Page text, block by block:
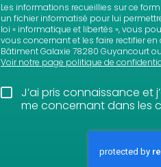
Les informations recueillies sur ce
un fichier informatisé pour lui
loi « informatique et libertés », vous
vous concernant et les faire rectifier en
Bâtiment Galaxie 78280 Guyancourt ou
Voir notre page politique de
J’ai pris connaissance et
me concernant dans les